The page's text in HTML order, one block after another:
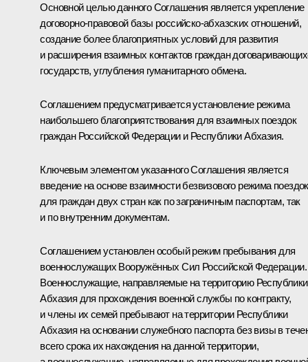
Основной целью данного Соглашения является укрепление
договорно-правовой базы российско-абхазских отношений,
создание более благоприятных условий для развития
и расширения взаимных контактов граждан
государств, углубления гуманитарного обмена.
Соглашением предусматривается установление режима
наибольшего благоприятствования для взаимных поездок
граждан Российской Федерации и Республики Абхазия.
Ключевым элементом указанного Соглашения является
введение на основе взаимности безвизового режима поездок
для граждан двух стран как по заграничным паспортам, так
и по внутренним документам.
Соглашением установлен особый режим пребывания для
военнослужащих Вооружённых Сил Российской Федерации.
Военнослужащие, направляемые на территорию Республики
Абхазия для прохождения военной службы по контракту,
и члены их семей пребывают на территории Республики
Абхазия на основании служебного паспорта без визы в
всего срока их нахождения на данной территории,